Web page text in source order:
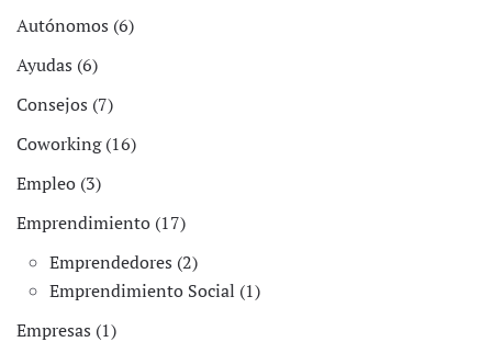
Autónomos (6)
Ayudas (6)
Consejos (7)
Coworking (16)
Empleo (3)
Emprendimiento (17)
Emprendedores (2)
Emprendimiento Social (1)
Empresas (1)